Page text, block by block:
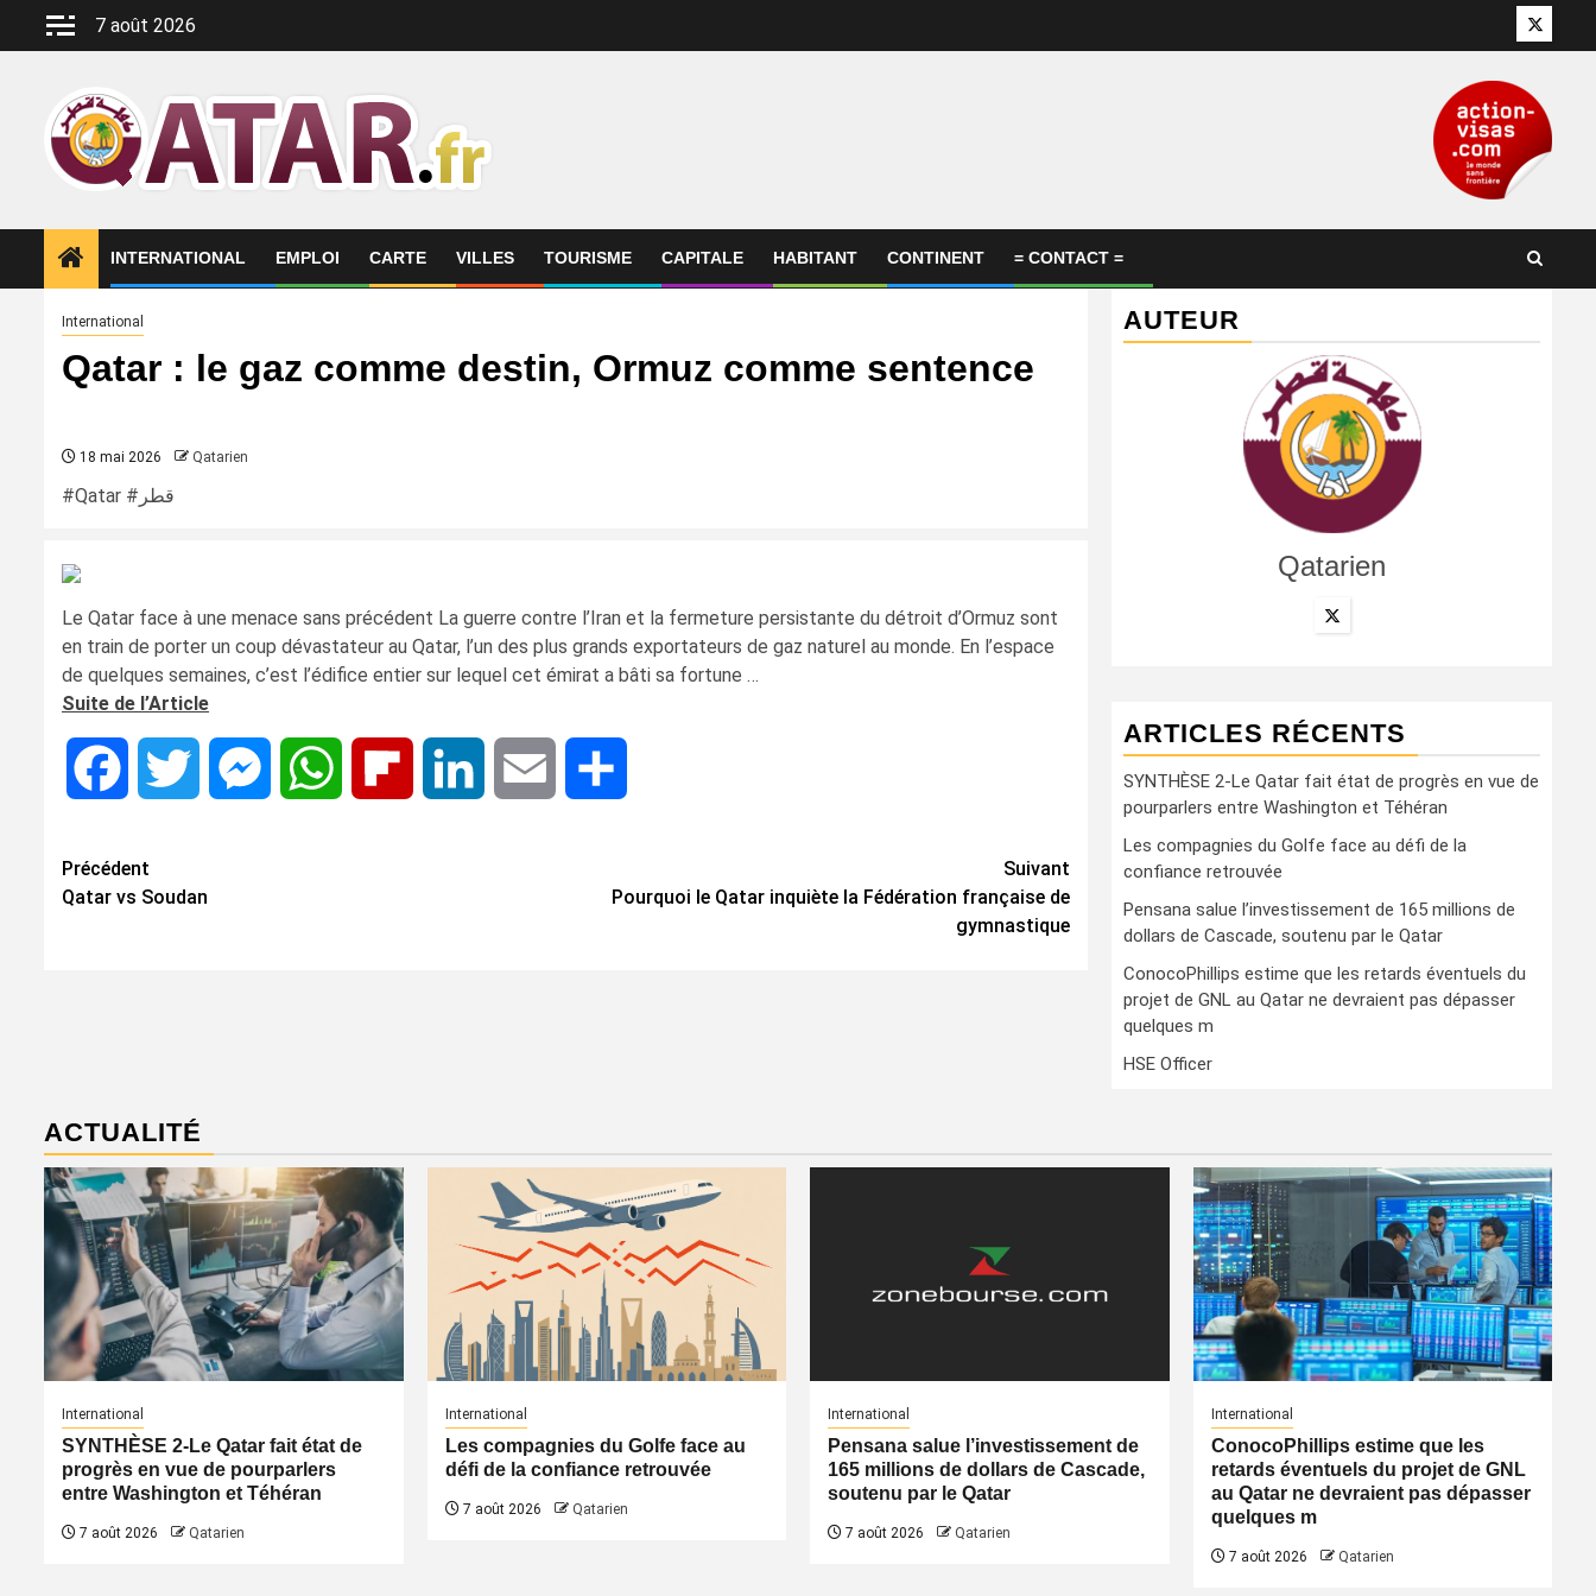
7 août 2026 Twitter
INTERNATIONAL EMPLOI CARTE VILLES TOURISME CAPITALE HABITANT CONTINENT = CONTACT =
International
Qatar : le gaz comme destin, Ormuz comme sentence
18 mai 2026 Qatarien
#Qatar #قطر
Le Qatar face à une menace sans précédent La guerre contre l’Iran et la fermeture persistante du détroit d’Ormuz sont
en train de porter un coup dévastateur au Qatar, l’un des plus grands exportateurs de gaz naturel au monde. En l’espace
de quelques semaines, c’est l’édifice entier sur lequel cet émirat a bâti sa fortune …
Suite de l’Article
Facebook Twitter MessengerWhatsApp Flipboard LinkedIn Email
Navigation
d’article
Précédent
Qatar vs Soudan
Suivant
Pourquoi le Qatar inquiète la Fédération française de
gymnastique
AUTEUR
Qatarien
ARTICLES RÉCENTS
SYNTHÈSE 2-Le Qatar fait état de progrès en vue de
pourparlers entre Washington et Téhéran
Les compagnies du Golfe face au défi de la
confiance retrouvée
Pensana salue l’investissement de 165 millions de
dollars de Cascade, soutenu par le Qatar
ConocoPhillips estime que les retards éventuels du
projet de GNL au Qatar ne devraient pas dépasser
quelques m
HSE Officer
ACTUALITÉ
International
SYNTHÈSE 2-Le Qatar fait état de
progrès en vue de pourparlers
entre Washington et Téhéran
7 août 2026 Qatarien
International
Les compagnies du Golfe face au
défi de la confiance retrouvée
7 août 2026 Qatarien
International
Pensana salue l’investissement de
165 millions de dollars de Cascade,
soutenu par le Qatar
7 août 2026 Qatarien
International
ConocoPhillips estime que les
retards éventuels du projet de GNL
au Qatar ne devraient pas dépasser
quelques m
7 août 2026 Qatarien